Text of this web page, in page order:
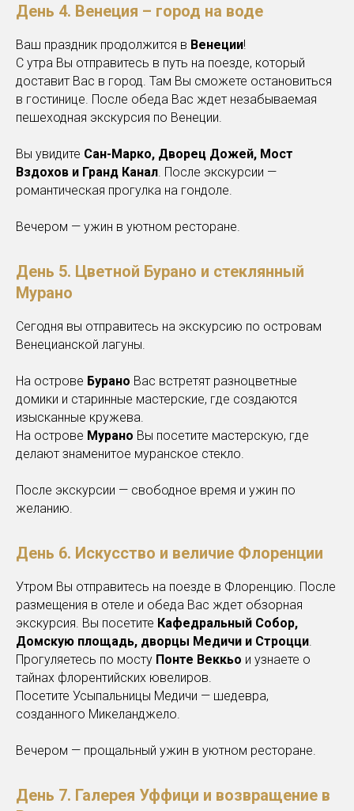
День 4. Венеция – город на воде
Ваш праздник продолжится в Венеции!
С утра Вы отправитесь в путь на поезде, который
доставит Вас в город. Там Вы сможете остановиться
в гостинице. После обеда Вас ждет незабываемая
пешеходная экскурсия по Венеции.
Вы увидите Сан-Марко, Дворец Дожей, Мост
Вздохов и Гранд Канал. После экскурсии —
романтическая прогулка на гондоле.
Вечером — ужин в уютном ресторане.
День 5. Цветной Бурано и стеклянный
Мурано
Сегодня вы отправитесь на экскурсию по островам
Венецианской лагуны.
На острове Бурано Вас встретят разноцветные
домики и старинные мастерские, где создаются
изысканные кружева.
На острове Мурано Вы посетите мастерскую, где
делают знаменитое муранское стекло.
После экскурсии — свободное время и ужин по
желанию.
День 6. Искусство и величие Флоренции
Утром Вы отправитесь на поезде в Флоренцию. После
размещения в отеле и обеда Вас ждет обзорная
экскурсия. Вы посетите Кафедральный Собор,
Домскую площадь, дворцы Медичи и Строцци.
Прогуляетесь по мосту Понте Веккьо и узнаете о
тайнах флорентийских ювелиров.
Посетите Усыпальницы Медичи — шедевра,
созданного Микеланджело.
Вечером — прощальный ужин в уютном ресторане.
День 7. Галерея Уффици и возвращение в